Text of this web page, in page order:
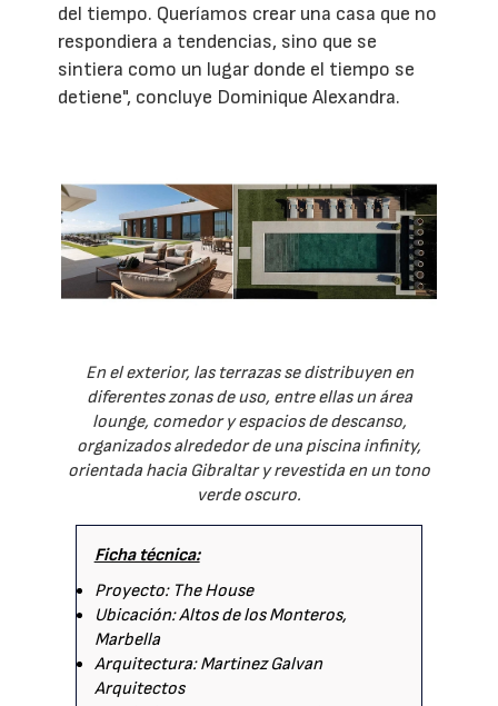
del tiempo. Queríamos crear una casa que no
respondiera a tendencias, sino que se
sintiera como un lugar donde el tiempo se
detiene", concluye Dominique Alexandra.
En el exterior, las terrazas se distribuyen en
diferentes zonas de uso, entre ellas un área
lounge, comedor y espacios de descanso,
organizados alrededor de una piscina infinity,
orientada hacia Gibraltar y revestida en un tono
verde oscuro.
Ficha técnica:
Proyecto: The House
Ubicación: Altos de los Monteros,
Marbella
Arquitectura: Martinez Galvan
Arquitectos